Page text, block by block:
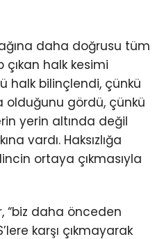
daha doğrusu tüm
halk kesimi
halk bilinçlendi, çünkü
gördü, çünkü
yerin altında değil
vardı. Haksızlığa
ortaya çıkmasıyla
“biz daha önceden
karşı çıkmayarak